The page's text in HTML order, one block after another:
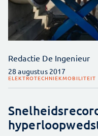
Redactie De Ingenieur
28 augustus 2017
ELEKTROTECHNIEKMOBILITEIT